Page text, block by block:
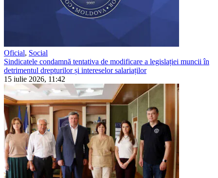
Oficial, Social
Sindicatele condamnă tentativa de modificare a legislației muncii în
detrimentul drepturilor și intereselor salariaților
15 iulie 2026, 11:42